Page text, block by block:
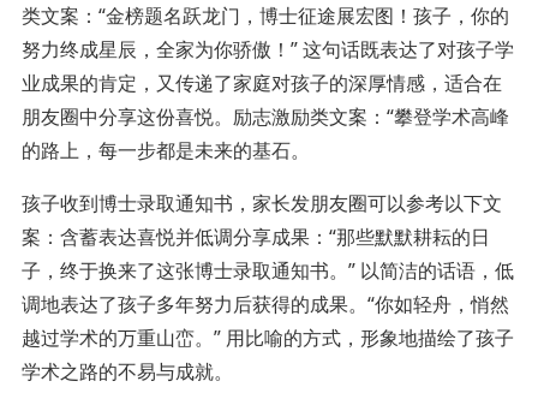
类文案：“金榜题名跃龙门，博士征途展宏图！孩子，你的
努力终成星辰，全家为你骄傲！” 这句话既表达了对孩子学
业成果的肯定，又传递了家庭对孩子的深厚情感，适合在
朋友圈中分享这份喜悦。励志激励类文案：“攀登学术高峰
的路上，每一步都是未来的基石。
孩子收到博士录取通知书，家长发朋友圈可以参考以下文
案：含蓄表达喜悦并低调分享成果：“那些默默耕耘的日
子，终于换来了这张博士录取通知书。” 以简洁的话语，低
调地表达了孩子多年努力后获得的成果。“你如轻舟，悄然
越过学术的万重山峦。” 用比喻的方式，形象地描绘了孩子
学术之路的不易与成就。